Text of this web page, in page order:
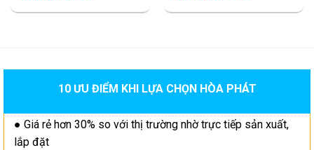
10 ƯU ĐIỂM KHI LỰA CHỌN HÒA PHÁT
● Giá rẻ hơn 30% so với thị trường nhờ trực tiếp sản xuất,
lắp đặt